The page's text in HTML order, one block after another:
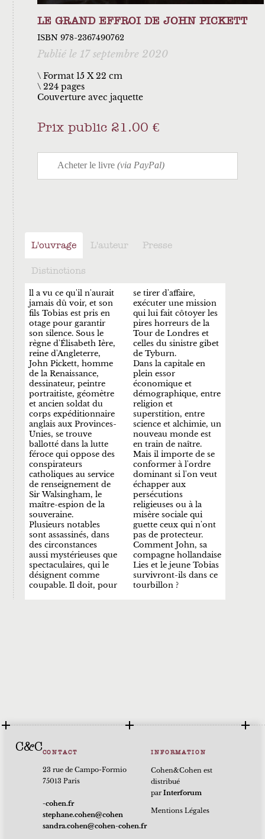
LE GRAND EFFROI DE JOHN PICKETT
ISBN 978-2367490762
Publié le 17 septembre 2020
\ Format 15 X 22 cm
224 pages
Couverture avec jaquette
Prix public 21.00 €
L'ouvrage L'auteur Presse
Distinctions
ll a vu ce qu'il n'aurait
jamais dû voir, et son
fils Tobias est pris en
otage pour garantir
son silence. Sous le
règne d'Élisabeth Ière,
reine d'Angleterre,
John Pickett, homme
de la Renaissance,
dessinateur, peintre
portraitiste, géomètre
et ancien soldat du
corps expéditionnaire
anglais aux Provinces-
Unies, se trouve
ballotté dans la lutte
féroce qui oppose des
conspirateurs
catholiques au service
de renseignement de
Sir Walsingham, le
maître-espion de la
souveraine.
Plusieurs notables
sont assassinés, dans
des circonstances
aussi mystérieuses que
spectaculaires, qui le
désignent comme
coupable. Il doit, pour
se tirer d'affaire,
exécuter une mission
qui lui fait côtoyer les
pires horreurs de la
Tour de Londres et
celles du sinistre gibet
de Tyburn.
Dans la capitale en
plein essor
économique et
démographique, entre
religion et
superstition, entre
science et alchimie, un
nouveau monde est
en train de naître.
Mais il importe de se
conformer à l'ordre
dominant si l'on veut
échapper aux
persécutions
religieuses ou à la
misère sociale qui
guette ceux qui n'ont
pas de protecteur.
Comment John, sa
compagne hollandaise
Lies et le jeune Tobias
survivront-ils dans ce
tourbillon ?
C&CCONTACT
23 rue de Campo-Formio
75013 Paris
rf.nehoc-
nehoc@nehoc.enahpets
rf.nehoc-nehoc@nehoc.ardnas
INFORMATION
Cohen&Cohen est
distribué
parInterforum
Mentions Légales